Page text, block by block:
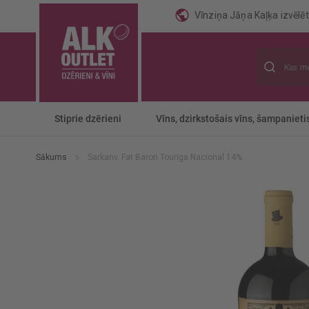
Vīnziņa Jāņa Kaļķa
Stiprie dzērieni Vīns, dzirkstošais vīns,
Sākums Sarkanv. Fat Baron Touriga Nacional 14%